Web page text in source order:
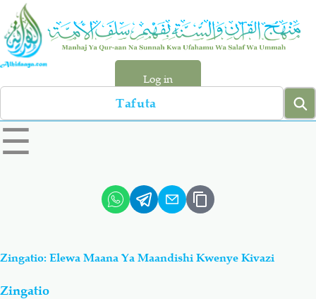
Skip
main
content
Log in
Search
left
sidebar
☰
Hadiyth
Aqiydah
Zingatio: Elewa Maana Ya Maandishi Kwenye Kivazi
Zingatio